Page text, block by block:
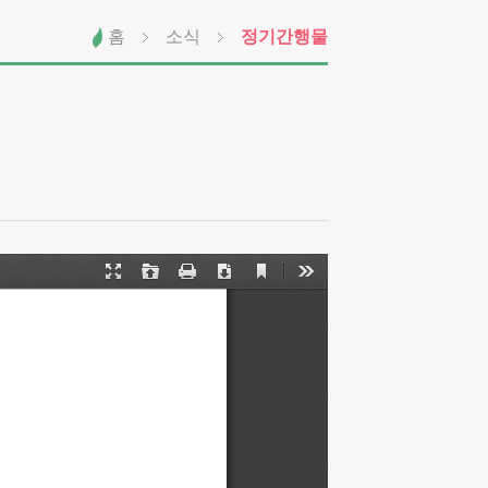
홈 소식 정기간행물